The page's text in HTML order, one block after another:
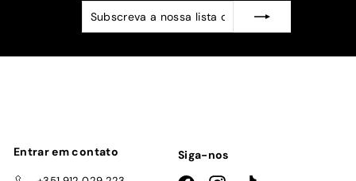
Subscreva
a
Subscrever
Entrar em contato Siga-nos